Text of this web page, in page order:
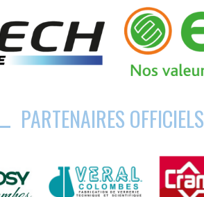
PARTENAIRES OFFICIELS